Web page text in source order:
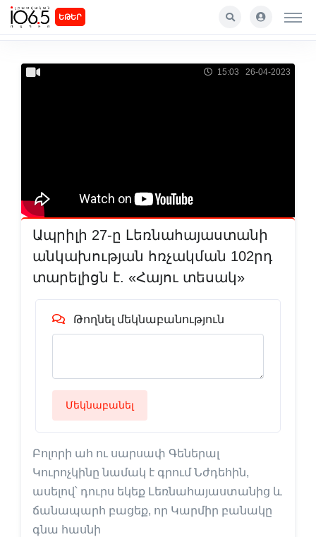
ԵԹԵՐ
15:03 26-04-2023
Ապրիլի 27-ը Լեռնահայաստանի
անկախության հռչակման 102րդ
տարելիցն է. «Հայու տեսակ»
Թողնել մեկնաբանություն
Մեկնաբանել
Բոլորի ահ ու սարսափ Գեներալ
Կուրոչկինը նամակ է գրում Նժդեհին,
ասելով՝ դուրս եկեք Լեռնահայաստանից և
ճանապարհ բացեք, որ Կարմիր բանակը
գնա հասնի